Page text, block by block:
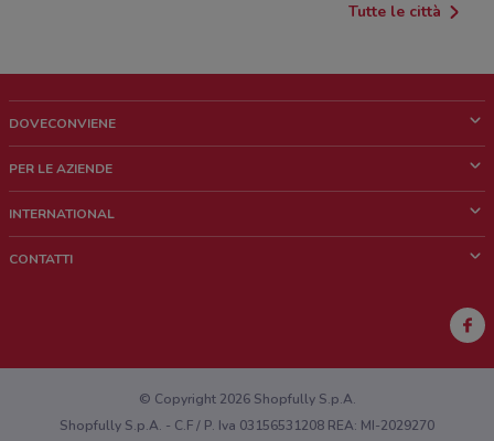
Tutte le città
DOVECONVIENE
Chi siamo
Lavora con noi
PER LE AZIENDE
Richieste commerciali e marketing
INTERNATIONAL
CONTATTI
Hai un malfunzionamento sul web o sull'app?
© Copyright 2026 Shopfully S.p.A.
Shopfully S.p.A. - C.F / P. Iva 03156531208 REA: MI-2029270